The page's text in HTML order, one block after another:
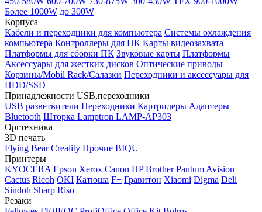
Более 1000W до 300W
Корпуса
Кабели и переходники для компьютера Системы охлаждения
компьютера Контроллеры для ПК Карты видеозахвата
Платформы для сборки ПК Звуковые карты Платформы
Аксессуары для жестких дисков Оптические приводы
Корзины/Mobil Rack/Салазки Переходники и аксессуары для
HDD/SSD
Принадлежности USB,переходники
USB разветвители Переходники Картридеры Адаптеры
Bluetooth Шторка Lamptron LAMP-AP303
Оргтехника
3D печать
Flying Bear Creality Прочие BIQU
Принтеры
KYOCERA Epson Xerox Canon HP Brother Pantum Avision
Cactus Ricoh OKI Катюша F+ Гравитон Xiaomi Digma Deli
Sindoh Sharp Riso
Резаки